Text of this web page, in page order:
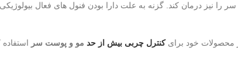
درمان کند. گزنه به علت دارا بودن فنول های فعال بیولوژیکی،
کنترل چربی بیش از حد مو و پوست سر